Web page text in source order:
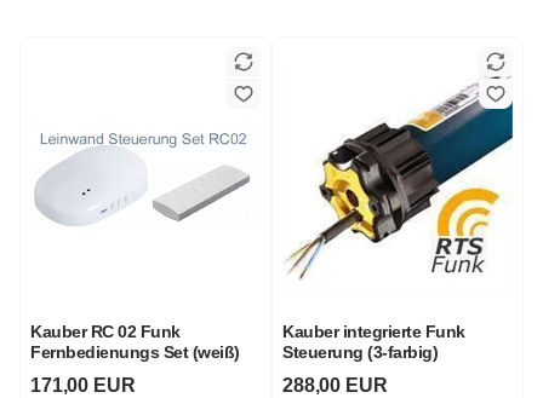
Kauber RC 02 Funk
Fernbedienungs Set (weiß)
171,00 EUR
Kauber integrierte Funk
Steuerung (3-farbig)
288,00 EUR